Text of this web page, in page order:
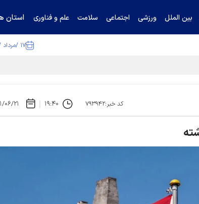
بین الملل ورزشی اجتماعی سلامت علم و فناوری استان
۱۷ /مرداد /۱۴۰۵
کد خبر:۷۹۳۹۴۲ ۱۹:۴۰ ۱۴۰۱/